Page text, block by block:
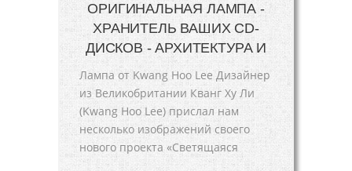
ОРИГИНАЛЬНАЯ ЛАМПА -
ХРАНИТЕЛЬ ВАШИХ CD-
ДИСКОВ - АРХИТЕКТУРА И
Лампа от Kwang Hoo Lee Дизайнер
из Великобритании Кванг Ху Ли
(Kwang Hoo Lee) прислал нам
несколько изображений своего
нового проекта «Светящаяся